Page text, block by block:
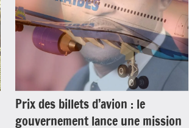
Guyane
La
Réunion
Outremer
Politique
Société
Prix des billets d’avion : le
gouvernement lance une mission